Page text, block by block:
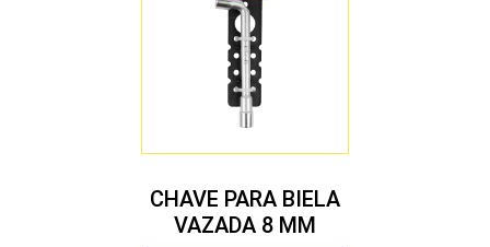
CHAVE PARA BIELA
VAZADA 8 MM